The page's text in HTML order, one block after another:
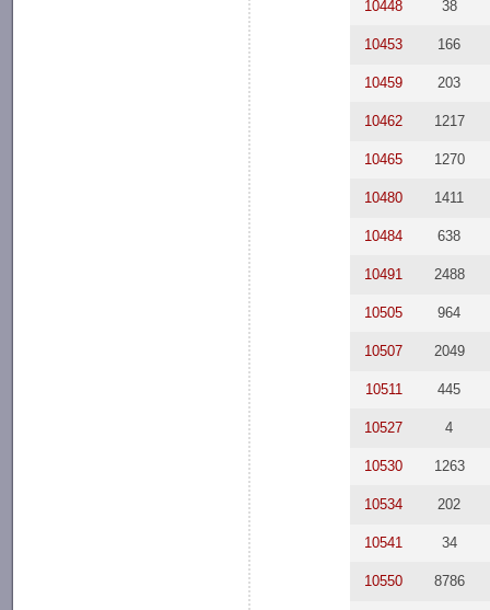
10448 38
10453 166
10459 203
10462 1217
10465 1270
10480 1411
10484 638
10491 2488
10505 964
10507 2049
10511 445
10527 4
10530 1263
10534 202
10541 34
10550 8786